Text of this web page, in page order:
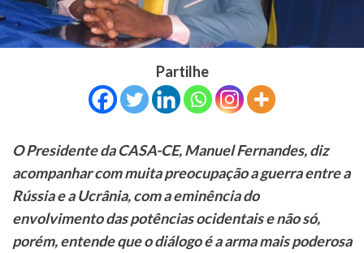
Partilhe
O Presidente da CASA-CE, Manuel Fernandes, diz
acompanhar com muita preocupação a guerra entre a
Rússia e a Ucrânia, com a eminência do
envolvimento das potências ocidentais e não só,
porém, entende que o diálogo é a arma mais poderosa